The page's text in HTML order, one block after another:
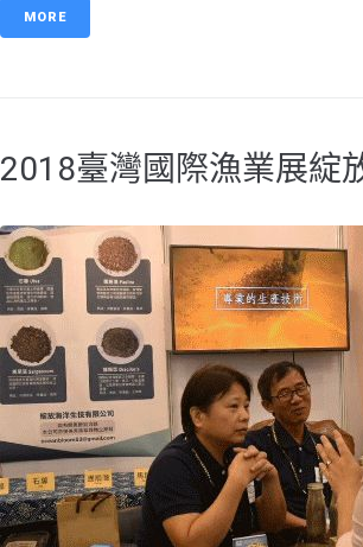
MORE
2018臺灣國際漁業展綻